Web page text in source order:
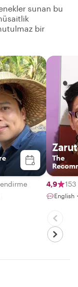
sunan bu
bir
Zarut
The
Local
4,9
English